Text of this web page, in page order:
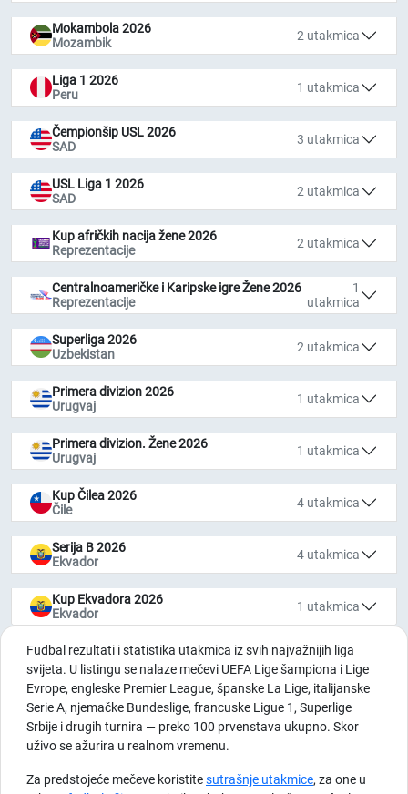
Mokambola 2026
Mozambik
2 utakmica
Liga 1 2026
Peru
1 utakmica
Čempionšip USL 2026
SAD
3 utakmica
USL Liga 1 2026
SAD
2 utakmica
Kup afričkih nacija žene 2026
Reprezentacije
2 utakmica
Centralnoameričke i Karipske igre Žene 2026
Reprezentacije
1
utakmica
Superliga 2026
Uzbekistan
2 utakmica
Primera divizion 2026
Urugvaj
1 utakmica
Primera divizion. Žene 2026
Urugvaj
1 utakmica
Kup Čilea 2026
Čile
4 utakmica
Serija B 2026
Ekvador
4 utakmica
Kup Ekvadora 2026
Ekvador
1 utakmica
Fudbal rezultati i statistika utakmica iz svih najvažnijih liga
svijeta. U listingu se nalaze mečevi UEFA Lige šampiona i Lige
Evrope, engleske Premier League, španske La Lige, italijanske
Serie A, njemačke Bundeslige, francuske Ligue 1, Superlige
Srbije i drugih turnira — preko 100 prvenstava ukupno. Skor
uživo se ažurira u realnom vremenu.
Za predstojeće mečeve koristitesutrašnje utakmice, za one u